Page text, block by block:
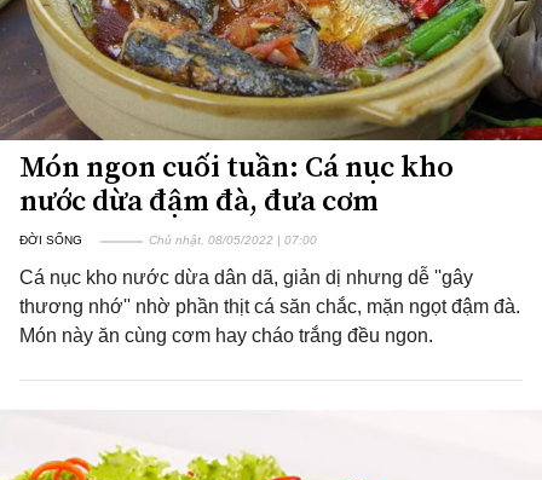
Món ngon cuối tuần: Cá nục kho
nước dừa đậm đà, đưa cơm
ĐỜI SỐNG Chủ nhật, 08/05/2022 | 07:00
Cá nục kho nước dừa dân dã, giản dị nhưng dễ ''gây
thương nhớ'' nhờ phần thịt cá săn chắc, mặn ngọt đậm đà.
Món này ăn cùng cơm hay cháo trắng đều ngon.